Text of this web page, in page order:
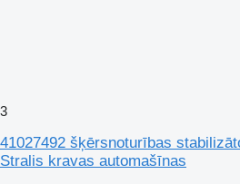
3
41027492 šķērsnoturības
Stralis kravas automašīnas